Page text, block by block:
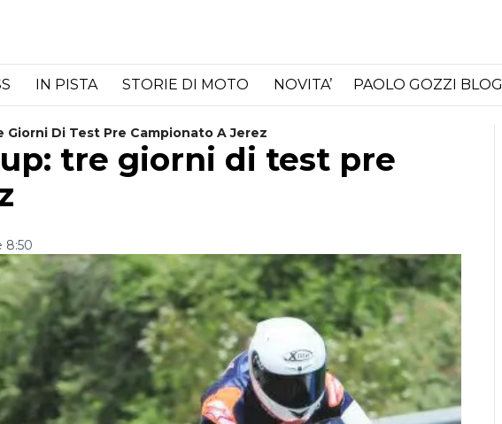
IN PISTA STORIE DI MOTO NOVITA’ PAOLO GOZZI BLOG
Giorni Di Test Pre Campionato A Jerez
tre giorni di test pre
8:50